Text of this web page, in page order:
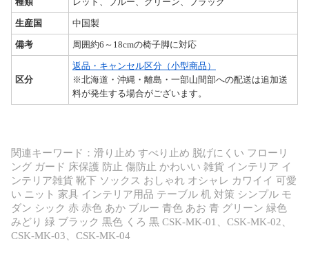
生産国 中国製
備考 周囲約6～18cmの椅子脚に対応
区分
返品・キャンセル区分（小型商品）
※北海道・沖縄・離島・一部山間部への配送は追加送
料が発生する場合がございます。
関連キーワード：滑り止め すべり止め 脱げにくい フローリ
ング ガード 床保護 防止 傷防止 かわいい 雑貨 インテリア イ
ンテリア雑貨 靴下 ソックス おしゃれ オシャレ カワイイ 可愛
い ニット 家具 インテリア用品 テーブル 机 対策 シンプル モ
ダン シック 赤 赤色 あか ブルー 青色 あお 青 グリーン 緑色
みどり 緑 ブラック 黒色 くろ 黒 CSK-MK-01、CSK-MK-02、
CSK-MK-03、CSK-MK-04